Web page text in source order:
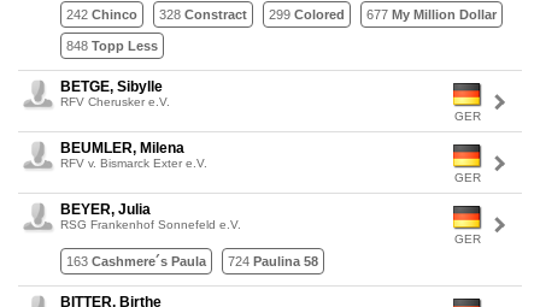
242 Chinco 328 Constract 299 Colored 677 My Million Dollar
848 Topp Less
GER
BETGE, Sibylle
RFV Cherusker e.V.
GER
BEUMLER, Milena
RFV v. Bismarck Exter e.V.
GER
BEYER, Julia
RSG Frankenhof Sonnefeld e.V.
163 Cashmere´s Paula 724 Paulina 58
BITTER, Birthe